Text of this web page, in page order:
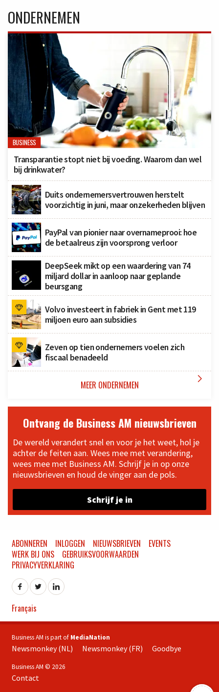
ONDERNEMEN
BUSINESS
Transparantie stopt niet bij voeding. Waarom dan wel
bij drinkwater?
Duits ondernemersvertrouwen herstelt
voorzichtig in juni, maar onzekerheden blijven
PayPal van pionier naar overnameprooi: hoe
de betaalreus zijn voorsprong verloor
DeepSeek mikt op een waardering van 74
miljard dollar in aanloop naar geplande
beursgang
Volvo investeert in fabriek in Gent met 119
miljoen euro aan subsidies
Zeven op tien ondernemers voelen zich
fiscaal benadeeld
MEER ONDERNEMEN 
Ontvang de Business AM nieuwsbrieven
De wereld verandert snel en voor je het weet, hol je
achter de feiten aan. Wees mee met verandering,
wees mee met Business AM. Schrijf je in op onze
nieuwsbrieven en houd de vinger aan de pols.
Schrijf je in
ABONNEREN INLOGGEN NIEUWSBRIEVEN
EVENTS
WERK BIJ ONS
GEBRUIKSVOORWAARDEN
PRIVACYVERKLARING
Français
Business AM is part of MediaNation
Newsmonkey (NL) Newsmonkey (FR) Goodbye
Business AM © 2026
Contact